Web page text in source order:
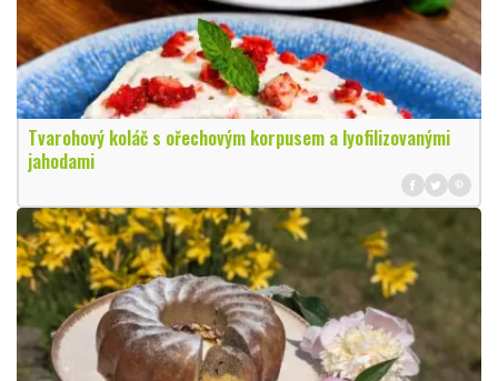
Tvarohový koláč s ořechovým korpusem a lyofilizovanými
jahodami